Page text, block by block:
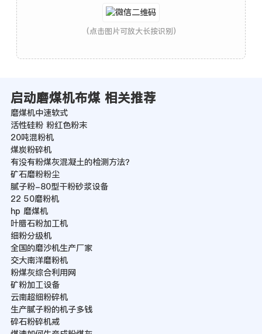
(点击图片可放大长按识别)
启动磨煤机布煤 相关推荐
磨煤机中速软式
活性硅粉 粉红色粉末
20吨混粉机
煤炭粉碎机
有没有粉煤灰混凝土的检测方法？
矿石磨粉粉尘
腻子粉-80型干粉砂浆设备
22 50磨粉机
hp 磨煤机
叶腊石粉加工机
细粉分级机
全国的磨沙机生产厂家
交大南洋磨粉机
粉煤灰综合利用网
矿粉加工设备
云南超细粉碎机
生产腻子粉的机子多钱
碎石粉碎机戒